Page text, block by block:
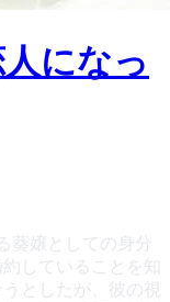
になっ
葵嬢としての身分
していることを知
としたが、彼の視